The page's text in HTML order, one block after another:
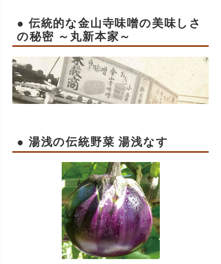
● 伝統的な金山寺味噌の美味しさ
の秘密 ～丸新本家～
● 湯浅の伝統野菜 湯浅なす